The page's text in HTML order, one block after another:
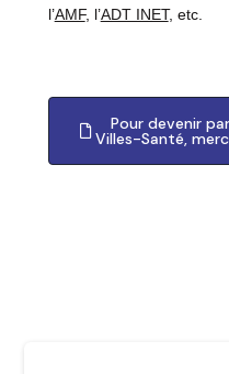
l’AMF, l’ADT INET, etc.
Pour devenir
Villes-Santé,